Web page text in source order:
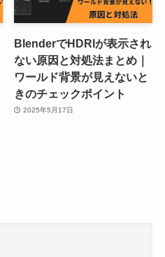
BlenderでHDRIが表示され
ない原因と対処法まとめ｜
ワールド背景が見えないと
きのチェックポイント
2025年5月17日